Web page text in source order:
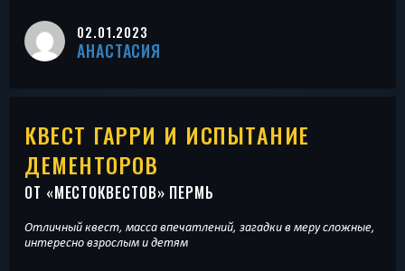
02.01.2023
АНАСТАСИЯ
КВЕСТ ГАРРИ И ИСПЫТАНИЕ
ДЕМЕНТОРОВ
ОТ «МЕСТОКВЕСТОВ» ПЕРМЬ
Отличный квест, масса впечатлений, загадки в меру сложные,
интересно взрослым и детям